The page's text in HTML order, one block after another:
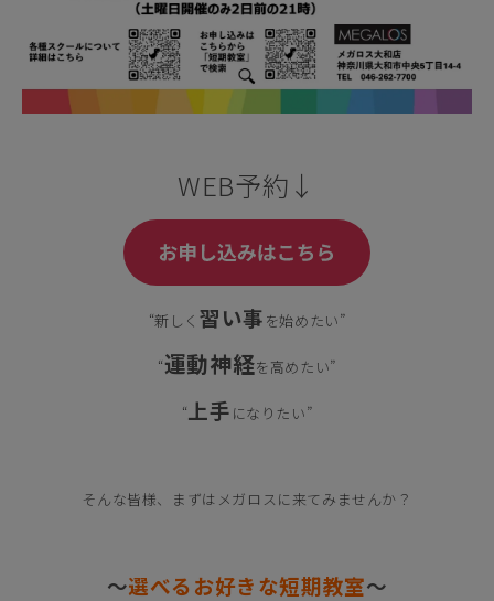
WEB予約↓
“新しく 習い事 を始めたい”
“運動神経を高めたい”
“ 上手 になりたい”
そんな皆様、まずはメガロスに来てみませんか？
～選べるお好きな短期教室～